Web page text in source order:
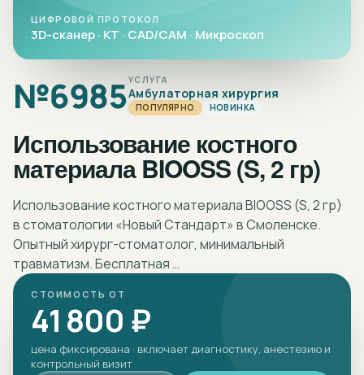
№6985УСЛУГА
Амбулаторная хирургия
ПОПУЛЯРНО НОВИНКА
Использование костного
материала BIOOSS (S, 2 гр)
Использование костного материала BIOOSS (S, 2 гр)
в стоматологии «Новый Стандарт» в Смоленске.
Опытный хирург-стоматолог, минимальный
травматизм. Бесплатная …
СТОИМОСТЬ ОТ
41 800 ₽
цена фиксирована · включает диагностику, анестезию и
контрольный визит
ЦИФРОВОЙ ПРОТОКОЛ
3D-сканер · КТ · CAD/CAM · Микроскоп